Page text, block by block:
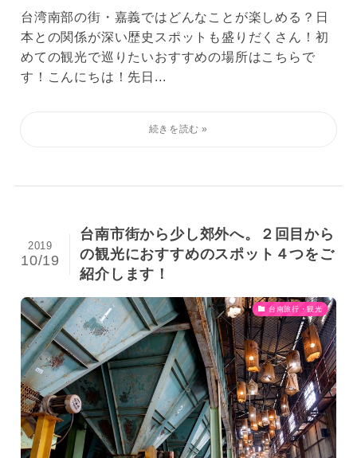
台湾南部の街・嘉義ではどんなことが楽しめる？日
本との関係が深い歴史スポットも盛りだくさん！初
めての観光で巡りたいおすすめの場所はこちらで
す！こんにちは！先日...
台南市街から少し郊外へ。２回目から
の観光におすすめのスポット４つをご
紹介します！
2019
10/19
台南旅行・観光